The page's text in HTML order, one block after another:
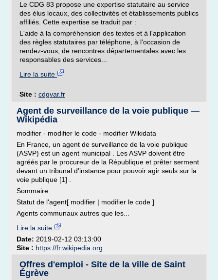
Le CDG 83 propose une expertise statutaire au service
des élus locaux, des collectivités et établissements publics
affiliés. Cette expertise se traduit par :
L'aide à la compréhension des textes et à l'application
des règles statutaires par téléphone, à l'occasion de
rendez-vous, de rencontres départementales avec les
responsables des services...
Lire la suite
Site : cdgvar.fr
Agent de surveillance de la voie publique —
Wikipédia
modifier - modifier le code - modifier Wikidata
En France, un agent de surveillance de la voie publique
(ASVP) est un agent municipal . Les ASVP doivent être
agréés par le procureur de la République et prêter serment
devant un tribunal d'instance pour pouvoir agir seuls sur la
voie publique [1] .
Sommaire
Statut de l'agent[ modifier | modifier le code ]
Agents communaux autres que les...
Lire la suite
Date: 2019-02-12 03:13:00
Site : https://fr.wikipedia.org
Offres d'emploi - Site de la ville de Saint
Égrève